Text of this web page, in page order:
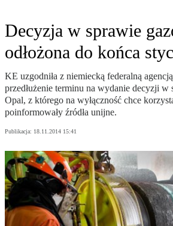
Decyzja w sprawie
odłożona do końca
KE uzgodniła z niemiecką federalną
przedłużenie terminu na wydanie decyzji w
Opal, z którego na wyłączność chce
poinformowały źródła unijne.
Publikacja: 18.11.2014 15:41